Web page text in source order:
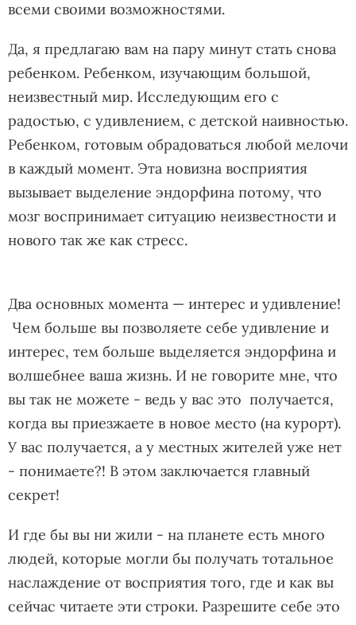
всеми своими возможностями.
Да, я предлагаю вам на пару минут стать снова
ребенком. Ребенком, изучающим большой,
неизвестный мир. Исследующим его с
радостью, с удивлением, с детской наивностью.
Ребенком, готовым обрадоваться любой мелочи
в каждый момент. Эта новизна восприятия
вызывает выделение эндорфина потому, что
мозг воспринимает ситуацию неизвестности и
нового так же как стресс.
Два основных момента — интерес и удивление!
Чем больше вы позволяете себе удивление и
интерес, тем больше выделяется эндорфина и
волшебнее ваша жизнь. И не говорите мне, что
вы так не можете - ведь у вас это получается,
когда вы приезжаете в новое место (на курорт).
У вас получается, а у местных жителей уже нет
- понимаете?! В этом заключается главный
секрет!
И где бы вы ни жили - на планете есть много
людей, которые могли бы получать тотальное
наслаждение от восприятия того, где и как вы
сейчас читаете эти строки. Разрешите себе это